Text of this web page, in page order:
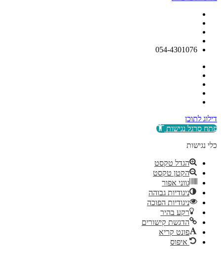
054-4301076
דילוג לתוכן
פתח סרגל נגישות
כלי נגישות
הגדל טקסט
הקטן טקסט
גווני אפור
ניגודיות גבוהה
ניגודיות הפוכה
רקע בהיר
הדגשת קישורים
פונט קריא
איפוס